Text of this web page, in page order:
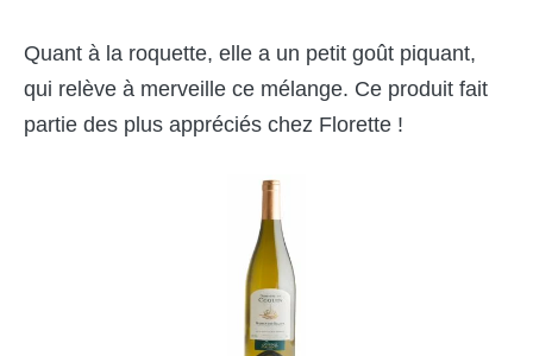
Quant à la roquette, elle a un petit goût piquant,
qui relève à merveille ce mélange. Ce produit fait
partie des plus appréciés chez Florette !